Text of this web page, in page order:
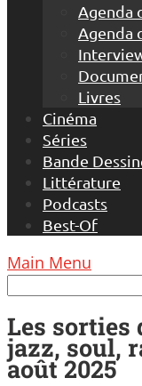
Agenda
Agenda
Livres
Cinéma
Séries
Bande
Littérature
Podcasts
Best-Of
Main Menu
Les sorties
jazz, soul,
août 2025